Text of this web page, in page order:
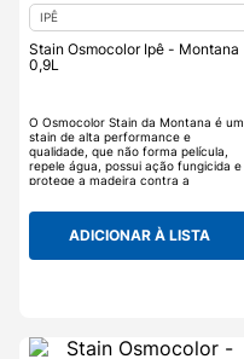
IPÊ
Stain Osmocolor Ipê - Montana
0,9L
O Osmocolor Stain da Montana é um
stain de alta performance e
qualidade, que não forma película,
repele água, possui ação fungicida e
protege a madeira contra a
fácil aplicação e ótimo acabamento,
realçando os veios e desenhos
naturais da madeira, alterando ou
cercas, guarda-corpos, entre outros.
ADICIONAR À LISTA